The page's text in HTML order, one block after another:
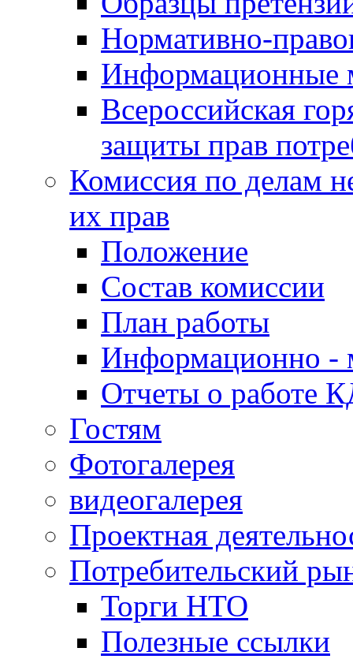
Нормативно-
Информационные
Всероссийская
защиты прав
Комиссия по делам
их прав
Положение
Состав комиссии
План работы
Информационно -
Отчеты о работе
Гостям
Фотогалерея
видеогалерея
Проектная
Потребительский
Торги НТО
Полезные ссылки